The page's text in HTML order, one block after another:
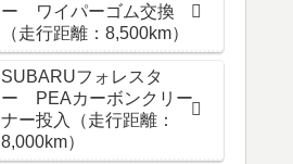
ー ワイパーゴム交換
（走行距離：8,500km）
SUBARUフォレスタ
ー PEAカーボンクリー
ナー投入（走行距離：
8,000km）